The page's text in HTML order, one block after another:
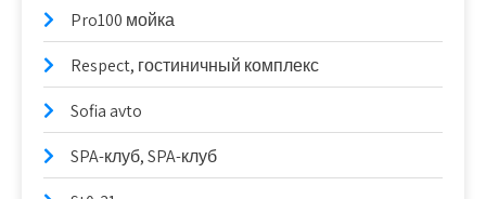
Pro100 мойка
Respect, гостиничный комплекс
Sofia avto
SPA-клуб, SPA-клуб